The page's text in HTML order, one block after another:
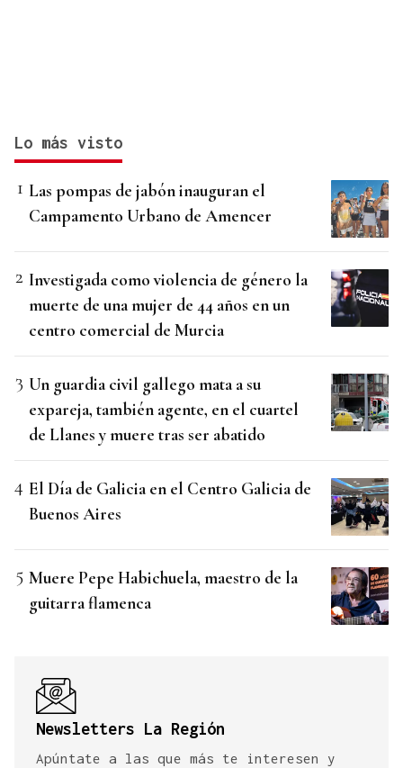
Lo más visto
Las pompas de jabón inauguran el
Campamento Urbano de Amencer
Investigada como violencia de género la
muerte de una mujer de 44 años en un
centro comercial de Murcia
Un guardia civil gallego mata a su
expareja, también agente, en el cuartel
de Llanes y muere tras ser abatido
El Día de Galicia en el Centro Galicia de
Buenos Aires
Muere Pepe Habichuela, maestro de la
guitarra flamenca
Newsletters La Región
Apúntate a las que más te interesen y